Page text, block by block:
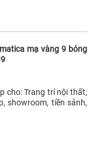
mạ vàng 9 bóng
cho: Trang trí nội thất,
showroom, tiền sảnh,